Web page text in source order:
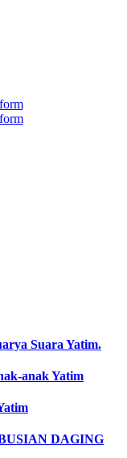
Al Bashri)
Suara Yatim.
anak Yatim
DAGING